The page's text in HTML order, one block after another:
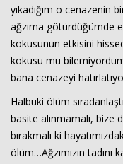
yıkadığım o cenazenin
ağzıma götürdüğümde
kokusunun etkisini
kokusu mu
bana cenazeyi
Halbuki ölüm
basite alınmamalı, bize
bırakmalı ki
ölüm…Ağzımızın tadını